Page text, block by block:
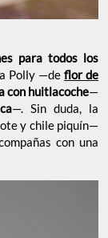
para todos los
Polly —de flor de
con huitlacoche—
—. Sin duda, la
y chile piquín—
con una